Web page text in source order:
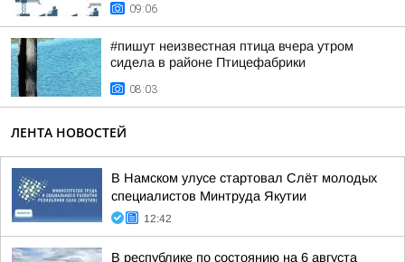
09:06
#пишут неизвестная птица вчера утром
сидела в районе Птицефабрики
08:03
ЛЕНТА НОВОСТЕЙ
В Намском улусе стартовал Слёт молодых
специалистов Минтруда Якутии
12:42
В республике по состоянию на 6 августа